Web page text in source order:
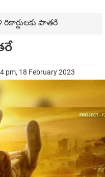
పాతరే
pm, 18 February 2023